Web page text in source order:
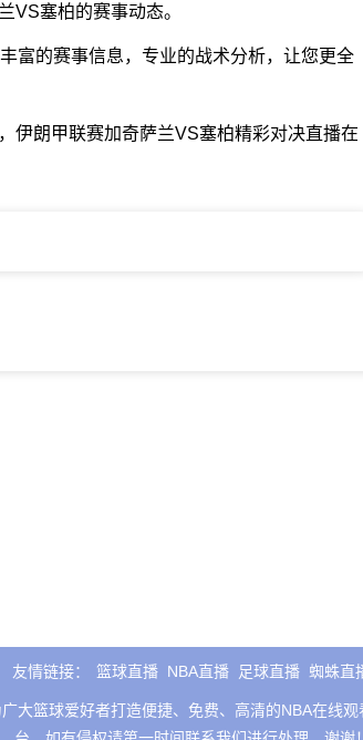
VS塞柏的赛事动态。
富的赛事信息，专业的战术分析，让您更全
伊朗甲联赛加奇萨兰VS塞柏精彩对决直播在
友情链接： 篮球直播 NBA直播 足球直播 蜘蛛直
大篮球爱好者打造便捷、免费、高清的NBA在线